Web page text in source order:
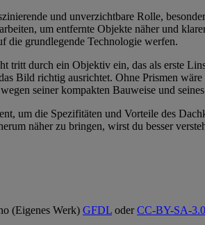
und unverzichtbare Rolle,
um entfernte Objekte näher und
die grundlegende Technologie werfen.
tritt durch ein Objektiv ein, das als erste
Bild richtig ausrichtet. Ohne Prismen
seiner kompakten Bauweise und
um die Spezifitäten und Vorteile des
näher zu bringen, wirst du besser
(Eigenes Werk) GFDL oderCC-BY-SA-3.0